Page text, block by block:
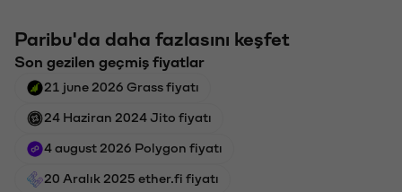
Paribu'da daha fazlasını keşfet
Son gezilen geçmiş fiyatlar
21 june 2026 Grass fiyatı
24 Haziran 2024 Jito fiyatı
4 august 2026 Polygon fiyatı
20 Aralık 2025 ether.fi fiyatı